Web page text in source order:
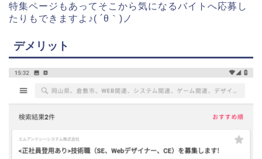
特集ページもあってそこから気になるバイトへ応募し
たりもできますよ♪( ´θ｀)ノ
デメリット